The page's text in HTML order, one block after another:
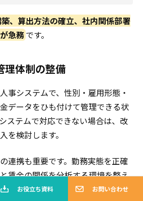
お役立ち資料 お問い合わせ
、算出方法の確立、社内関係部署
急務です。
理体制の整備
事システムで、性別・雇用形態・
データをひも付けて管理できる状
ステムで対応できない場合は、改
を検討します。
連携も重要です。勤務実態を正確
賃金の関係を分析する環境を整え